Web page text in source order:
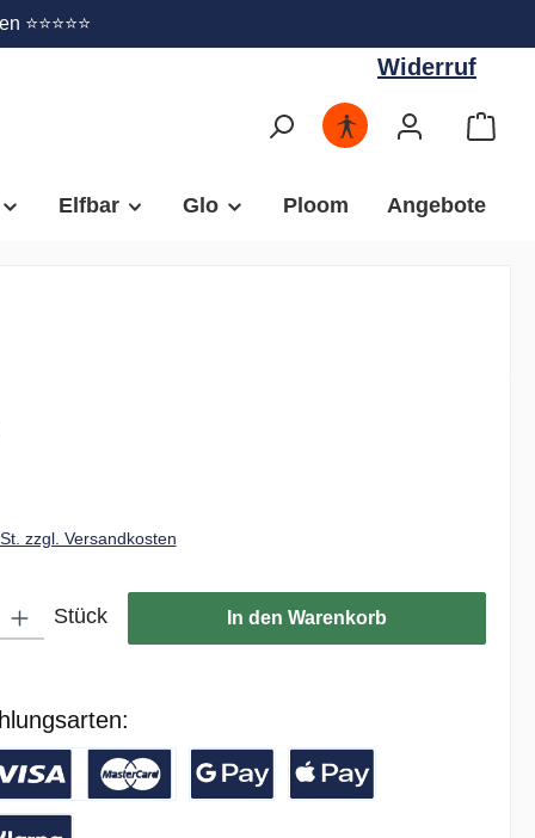
Widerruf
Elfbar Glo Ploom Angebote
zzgl. Versandkosten
Stück In den Warenkorb